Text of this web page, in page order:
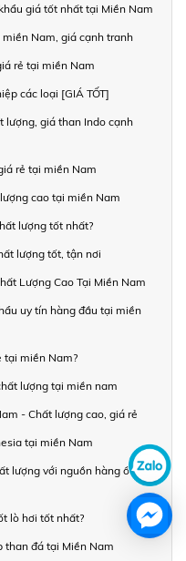
giá tốt nhất tại Miền Nam
Nam, giá cạnh tranh
rẻ tại miền Nam
các loại [GIÁ TỐT]
lượng, giá than Indo cạnh
rẻ tại miền Nam
cao tại miền Nam
lượng tốt nhất?
lượng tốt, tận nơi
Lượng Cao Tại Miền Nam
uy tín hàng đầu tại miền
tại miền Nam?
lượng tại miền nam
- Chất lượng cao, giá rẻ
tại miền Nam
lượng với nguồn hàng ổn
lò hơi tốt nhất?
than đá tại Miền Nam